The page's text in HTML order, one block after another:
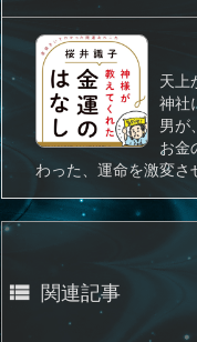
天上
神社
男が
お金
わった、運命を激変さ
 関連記事